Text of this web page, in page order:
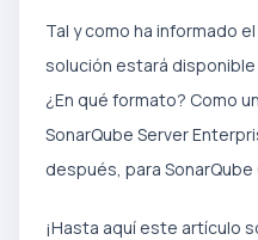
Tal y como ha informado
solución estará disponible
¿En qué formato? Como
SonarQube Server
después, para
¡Hasta aquí este artículo